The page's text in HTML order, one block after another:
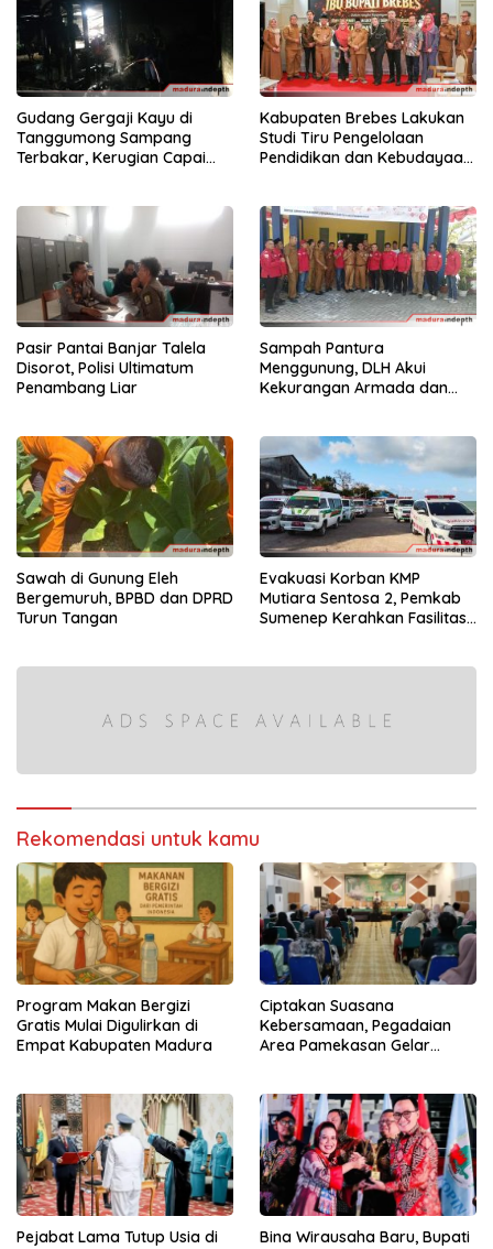
Gudang Gergaji Kayu di
Tanggumong Sampang
Terbakar, Kerugian Capai
Kabupaten Brebes Lakukan
Studi Tiru Pengelolaan
Pendidikan dan Kebudayaan
Pasir Pantai Banjar Talela
Disorot, Polisi Ultimatum
Penambang Liar
Sampah Pantura
Menggunung, DLH Akui
Kekurangan Armada dan
Sawah di Gunung Eleh
Bergemuruh, BPBD dan DPRD
Turun Tangan
Evakuasi Korban KMP
Mutiara Sentosa 2, Pemkab
Sumenep Kerahkan Fasilitas
Rekomendasi untuk kamu
Program Makan Bergizi
Gratis Mulai Digulirkan di
Empat Kabupaten Madura
Ciptakan Suasana
Kebersamaan, Pegadaian
Area Pamekasan Gelar
Pejabat Lama Tutup Usia di
Bina Wirausaha Baru, Bupati